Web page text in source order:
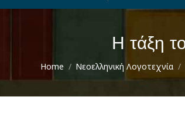
Η τάξη
You are
Home
Νεοελληνική Λογοτεχνία